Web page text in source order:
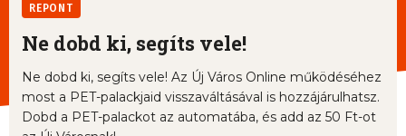
REPONT
Ne dobd ki, segíts vele!
Ne dobd ki, segíts vele! Az Új Város Online működéséhez
most a PET-palackjaid visszaváltásával is hozzájárulhatsz.
Dobd a PET-palackot az automatába, és add az 50 Ft-ot